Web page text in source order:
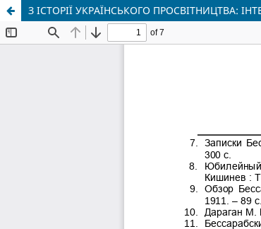
З ІСТОРІЇ УКРАЇНСЬКОГО ПРОСВІТНИЦТВА: